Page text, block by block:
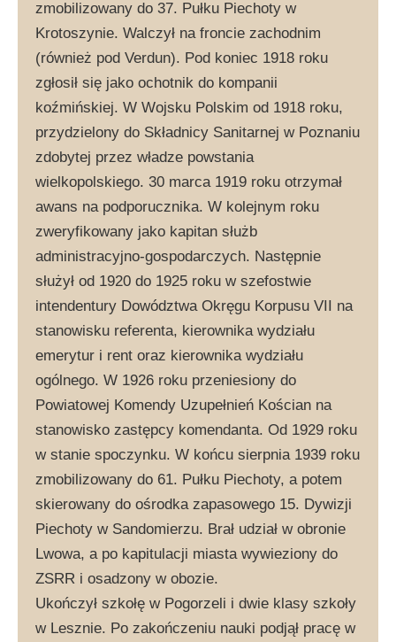
zmobilizowany do 37. Pułku Piechoty w
Krotoszynie. Walczył na froncie zachodnim
(również pod Verdun). Pod koniec 1918 roku
zgłosił się jako ochotnik do kompanii
koźmińskiej. W Wojsku Polskim od 1918 roku,
przydzielony do Składnicy Sanitarnej w Poznaniu
zdobytej przez władze powstania
wielkopolskiego. 30 marca 1919 roku otrzymał
awans na podporucznika. W kolejnym roku
zweryfikowany jako kapitan służb
administracyjno-gospodarczych. Następnie
służył od 1920 do 1925 roku w szefostwie
intendentury Dowództwa Okręgu Korpusu VII na
stanowisku referenta, kierownika wydziału
emerytur i rent oraz kierownika wydziału
ogólnego. W 1926 roku przeniesiony do
Powiatowej Komendy Uzupełnień Kościan na
stanowisko zastępcy komendanta. Od 1929 roku
w stanie spoczynku. W końcu sierpnia 1939 roku
zmobilizowany do 61. Pułku Piechoty, a potem
skierowany do ośrodka zapasowego 15. Dywizji
Piechoty w Sandomierzu. Brał udział w obronie
Lwowa, a po kapitulacji miasta wywieziony do
ZSRR i osadzony w obozie.
Ukończył szkołę w Pogorzeli i dwie klasy szkoły
w Lesznie. Po zakończeniu nauki podjął pracę w